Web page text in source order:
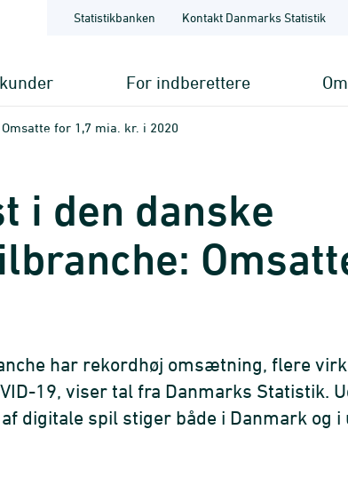
Statistikbanken Kontakt Danmarks Statistik
For indberettere
for 1,7 mia. kr. i 2020
i den danske
har rekordhøj omsætning, flere
19, viser tal fra Danmarks Statistik.
digitale spil stiger både i Danmark og i